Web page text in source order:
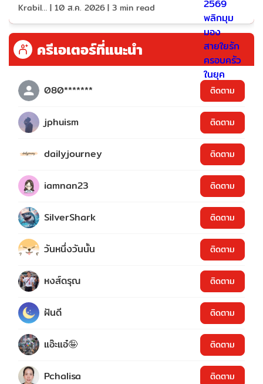
KrabiInsight | 10 ส.ค. 2026| 3 min read
ครีเอเตอร์ที่แนะนำ
080******* ติดตาม
jphuism ติดตาม
dailyjourney ติดตาม
iamnan23 ติดตาม
SilverShark ติดตาม
วันหนึ่งวันนั้น ติดตาม
หงส์ดรุณ ติดตาม
ฝันดี ติดตาม
แอ๊ะแอ๋🤪 ติดตาม
Pchalisa ติดตาม